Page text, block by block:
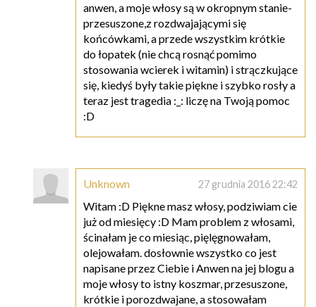
anwen, a moje włosy są w okropnym stanie-
przesuszone,z rozdwajającymi się
końcówkami, a przede wszystkim krótkie
do łopatek (nie chcą rosnąć pomimo
stosowania wcierek i witamin) i strączkujące
się, kiedyś były takie piękne i szybko rosły a
teraz jest tragedia :_: liczę na Twoją pomoc
:D
Unknown 27 grudnia 2016 22:42
Witam :D Piękne masz włosy, podziwiam cie
już od miesięcy :D Mam problem z włosami,
ścinałam je co miesiąc, pięlęgnowałam,
olejowałam. dosłownie wszystko co jest
napisane przez Ciebie i Anwen na jej blogu a
moje włosy to istny koszmar, przesuszone,
krótkie i porozdwajane, a stosowałam